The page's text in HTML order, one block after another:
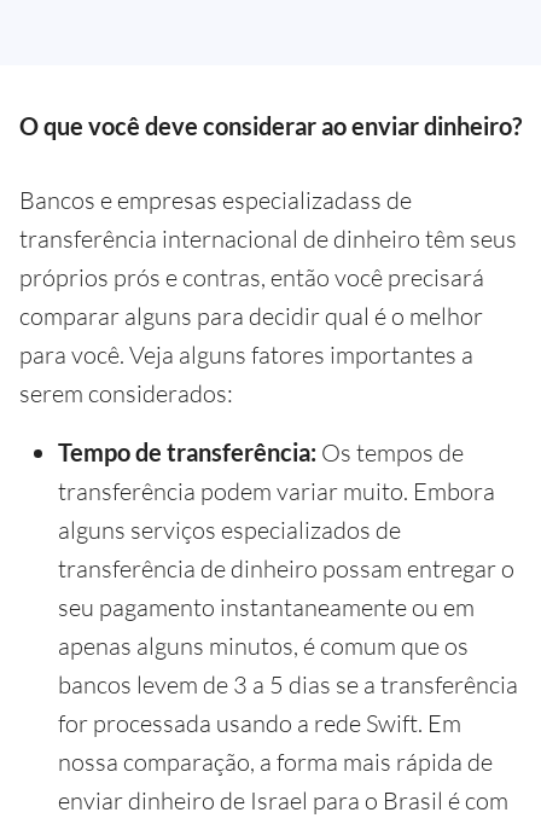
O que você deve considerar ao enviar dinheiro?
Bancos e empresas especializadass de
transferência internacional de dinheiro têm seus
próprios prós e contras, então você precisará
comparar alguns para decidir qual é o melhor
para você. Veja alguns fatores importantes a
serem considerados:
Tempo de transferência: Os tempos de
transferência podem variar muito. Embora
alguns serviços especializados de
transferência de dinheiro possam entregar o
seu pagamento instantaneamente ou em
apenas alguns minutos, é comum que os
bancos levem de 3 a 5 dias se a transferência
for processada usando a rede Swift. Em
nossa comparação, a forma mais rápida de
enviar dinheiro de Israel para o Brasil é com